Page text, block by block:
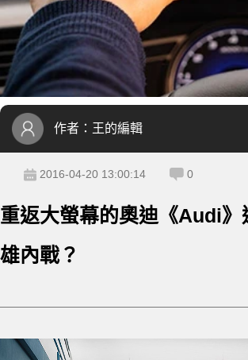
作者： 王的編輯
2016-04-20 13:00:14 0
重返大螢幕的奧迪《Audi》
雄內戰？